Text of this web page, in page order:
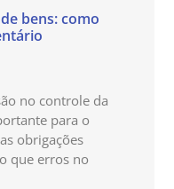
bens: como
no controle da
para o
obrigações
que erros no